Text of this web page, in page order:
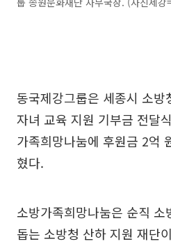
동국제강그룹은 세종시 소방
자녀 교육 지원 기부금 전달
가족희망나눔에 후원금 2억
혔다.
소방가족희망나눔은 순직
돕는 소방청 산하 지원 재단